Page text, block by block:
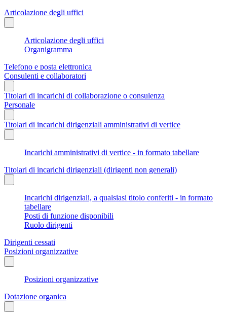
Articolazione degli uffici
Articolazione degli uffici
Organigramma
Telefono e posta elettronica
Consulenti e collaboratori
Titolari di incarichi di collaborazione o consulenza
Personale
Titolari di incarichi dirigenziali amministrativi di vertice
Incarichi amministrativi di vertice - in formato tabellare
Titolari di incarichi dirigenziali (dirigenti non generali)
Incarichi dirigenziali, a qualsiasi titolo conferiti - in formato
tabellare
Posti di funzione disponibili
Ruolo dirigenti
Dirigenti cessati
Posizioni organizzative
Posizioni organizzative
Dotazione organica